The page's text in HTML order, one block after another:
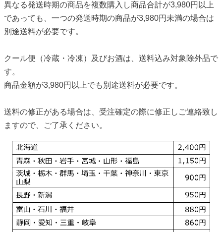
異なる発送時期の商品を複数購入し商品合計が3,980円以上
であっても、一つの発送時期の商品が3,980円未満の場合は
別途送料が必要です。
クール便（冷蔵・冷凍）及びお酒は、送料込み対象除外品で
す。
商品金額が3,980円以上でも別途送料が必要です。
送料の修正がある場合は、受注確定の際に修正しご連絡致し
ますので、ご了承ください。